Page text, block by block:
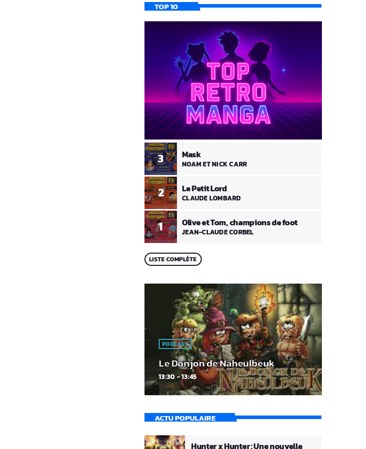
TOP 10
1 Olive et Tom, champions de foot
JEAN-CLAUDE CORBEL
2 Le Petit Lord
CLAUDE LOMBARD
3 Mask
NOAM ET NICK CARR
LISTE COMPLÈTE
PODCAST
Le Donjon de Naheulbeuk
13:30 - 13:45
ACTU POPULAIRE
Hunter x Hunter : Une nouvelle